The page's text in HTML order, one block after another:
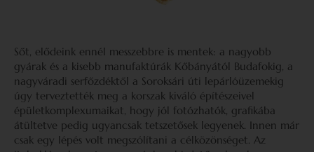
Sőt, elődeink ennél messzebbre is mentek: a nagyobb
gyárak és a kisebb manufaktúrák Kőbányától Budafokig, a
nagyváradi serfőzdéktől a Soroksári úti lepárlóüzemekig
úgy terveztették meg a korszak kiváló építészeivel
épületkomplexumaikat, hogy jól fotózhatók, grafikába
átültetve pedig ugyancsak tetszetősek legyenek. Innen már
csak egy lépés volt megszólítani a célközönséget. Az